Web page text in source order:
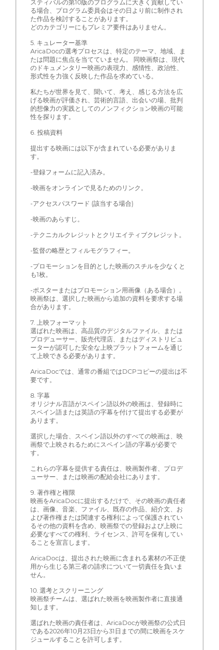
スティバルの第10版のプログラムに大きく貢献してい
る場合、プログラム委員会はその日より前に制作され
た作品を検討することがあります。
どのカテゴリーにもプレミア要件はありません。
5. キュレーター基準
AricaDocの選考プロセスは、特定のテーマ、地域、ま
たは問題に焦点を当てていません。 同映画祭は、現代
のドキュメンタリー映画の表現力、感情性、政治性、
形式性を力強く反映した作品を求めている。
私たちが世界を見て、聞いて、考え、感じる方法を広
げる映画が評価され、芸術的言語、出会いの場、批判
的想像力の実践としてのノンフィクション映画の可能
性を探ります。
6. 投稿資料
提出する映画には以下が含まれている必要がありま
す。
-登録フォームに記入済み。
-映画をオンラインで見るためのリンク。
-アクセスパスワード (該当する場合)
-映画のあらすじ。
-テクニカルクレジットとクリエイティブクレジット。
-監督の略歴とフィルモグラフィー。
-プロモーションを目的とした映画のスチルを少なくと
も1枚。
-ポスターまたはプロモーション用画像（ある場合）。
映画祭は、選択した映画から追加の資料を要求する場
合があります。
7. 上映フォーマット
選ばれた映画は、高品質のデジタルファイル、または
プロデューサー、販売代理店、またはディストリビュ
ーターが認可した安全な上映プラットフォームを通じ
て上映できる必要があります。
AricaDocでは、通常の番組ではDCPコピーの提出は不
要です。
8. 字幕
オリジナル言語がスペイン語以外の映画は、登録時に
スペイン語または英語の字幕を付けて提出する必要が
あります。
選択した場合、スペイン語以外のすべての映画は、映
画祭で上映されるためにスペイン語の字幕が必要で
す。
これらの字幕を提供する責任は、映画製作者、プロデ
ューサー、または映画の配給会社にあります。
9. 著作権と権限
映画をAricaDocに提出するだけで、その映画の責任者
は、画像、音楽、ファイル、既存の作品、紹介文、お
よび著作権または関連する権利によって保護されてい
るその他の資料を含め、映画祭での登録および上映に
必要なすべての権利、ライセンス、許可を保有してい
ることを宣言します。
AricaDocは、提出された映画に含まれる素材の不正使
用から生じる第三者の請求について一切責任を負いま
せん。
10. 選考とスクリーニング
映画祭チームは、選ばれた映画を映画製作者に直接通
知します。
選ばれた映画の責任者は、AricaDocが映画祭の公式日
である2026年10月23日から31日までの間に映画をスケ
ジュールすることを許可します。